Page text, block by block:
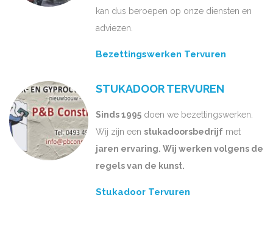
kan dus beroepen op onze diensten en
adviezen.
Bezettingswerken Tervuren
STUKADOOR TERVUREN
Sinds 1995 doen we bezettingswerken.
Wij zijn een stukadoorsbedrijf met
jaren ervaring. Wij werken volgens de
regels van de kunst.
Stukadoor Tervuren